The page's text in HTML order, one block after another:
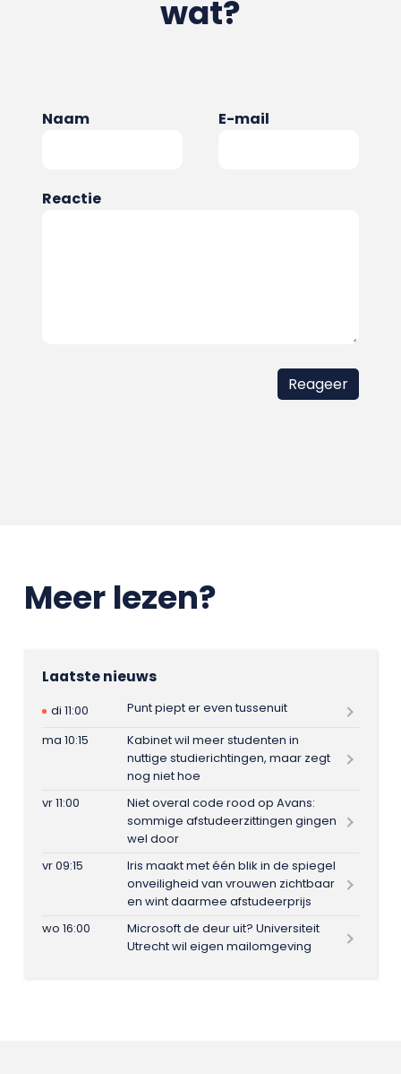
wat?
Naam E-mail
Reactie
Meer lezen?
Laatste nieuws
di 11:00
Punt piept er even tussenuit
ma 10:15
Kabinet wil meer studenten in
nuttige studierichtingen, maar zegt
nog niet hoe
vr 11:00
Niet overal code rood op Avans:
sommige afstudeerzittingen gingen
wel door
vr 09:15
Iris maakt met één blik in de spiegel
onveiligheid van vrouwen zichtbaar
en wint daarmee afstudeerprijs
wo 16:00
Microsoft de deur uit? Universiteit
Utrecht wil eigen mailomgeving